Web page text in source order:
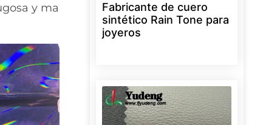
y ma
Fabricante de cuero
sintético Rain Tone para
joyeros